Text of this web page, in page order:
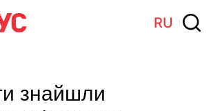
RU
знайшли